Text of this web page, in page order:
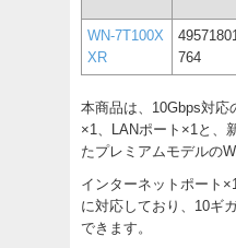
WN-7T100X
XR
764
本商品は、10Gbps対応
×1、LANポート×1と、
たプレミアムモデルの
インターネットポート
に対応しており、10ギ
できます。